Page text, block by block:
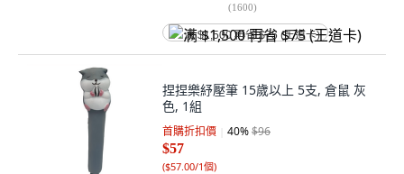
(1600)
满 $1,500 再省 $75 (王道卡)
捏捏樂紓壓筆 15歲以上 5支, 倉鼠 灰
色, 1組
首購折扣價 40%$96
$57
($57.00/1個)